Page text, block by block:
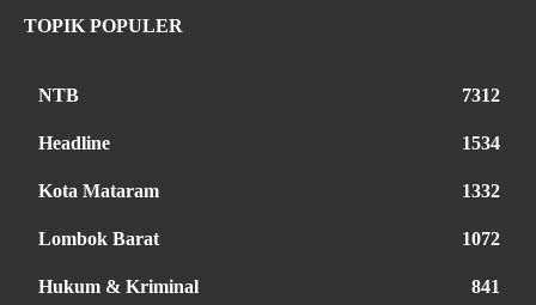
TOPIK POPULER
NTB 7312
Headline 1534
Kota Mataram 1332
Lombok Barat 1072
Hukum & Kriminal 841